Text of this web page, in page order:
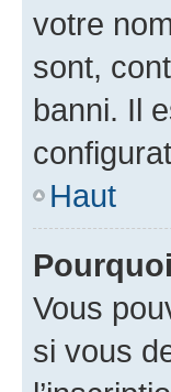
votre
sont,
banni. Il
Haut
Vous
si vous